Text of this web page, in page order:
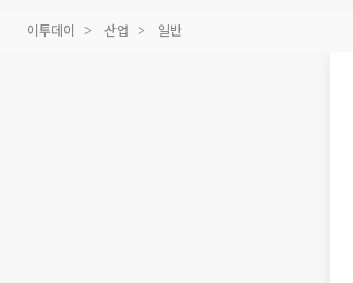
이투데이 산업 일반